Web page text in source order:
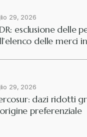
29, 2026
esclusione delle
delle merci
29, 2026
dazi ridotti
preferenziale